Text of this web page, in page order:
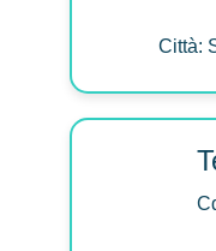
Città: